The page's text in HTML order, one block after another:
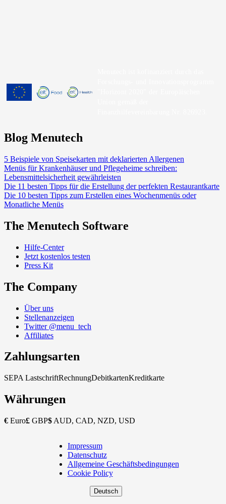
Blog Menutech
5 Beispiele von Speisekarten mit deklarierten Allergenen
Menüs für Krankenhäuser und Pflegeheime schreiben:
Lebensmittelsicherheit gewährleisten
Die 11 besten Tipps für die Erstellung der perfekten Restaurantkarte
Die 10 besten Tipps zum Erstellen eines Wochenmenüs oder
Monatliche Menüs
The Menutech Software
Hilfe-Center
Jetzt kostenlos testen
Press Kit
The Company
Über uns
Stellenanzeigen
Twitter @menu_tech
Affiliates
Zahlungsarten
SEPA LastschriftRechnungDebitkartenKreditkarte
Währungen
€ Euro£ GBP$ AUD, CAD, NZD, USD
Copyright
Footer
Impressum
Datenschutz
Allgemeine Geschäftsbedingungen
Cookie Policy
Deutsch